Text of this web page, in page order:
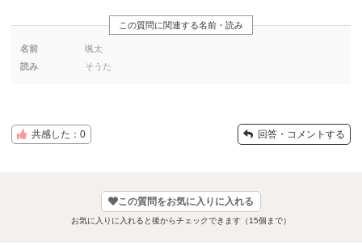
この質問に関連する名前・読み
名前
颯太
読み
そうた
共感した：0 回答・コメントする
この質問をお気に入りに入れる
お気に入りに入れると後からチェックできます（15個まで）